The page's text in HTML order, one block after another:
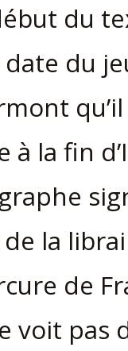
du
date du
à la fin
la
de
voit pas